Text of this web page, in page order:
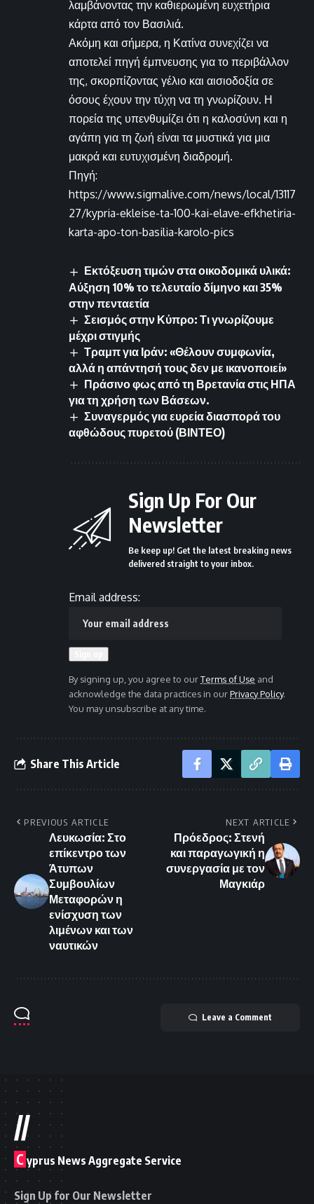
λαμβάνοντας την καθιερωμένη ευχετήρια
κάρτα από τον Βασιλιά.
Ακόμη και σήμερα, η Κατίνα συνεχίζει να
αποτελεί πηγή έμπνευσης για το περιβάλλον
της, σκορπίζοντας γέλιο και αισιοδοξία σε
όσους έχουν την τύχη να τη γνωρίζουν. Η
πορεία της υπενθυμίζει ότι η καλοσύνη και η
αγάπη για τη ζωή είναι τα μυστικά για μια
μακρά και ευτυχισμένη διαδρομή.
Πηγή:
https://www.sigmalive.com/news/local/13117
27/kypria-ekleise-ta-100-kai-elave-efkhetiria-
karta-apo-ton-basilia-karolo-pics
Εκτόξευση τιμών στα οικοδομικά υλικά:
Αύξηση 10% το τελευταίο δίμηνο και 35%
στην πενταετία
Σεισμός στην Κύπρο: Τι γνωρίζουμε
μέχρι στιγμής
Τραμπ για Ιράν: «Θέλουν συμφωνία,
αλλά η απάντησή τους δεν με ικανοποιεί»
Πράσινο φως από τη Βρετανία στις ΗΠΑ
για τη χρήση των Βάσεων.
Συναγερμός για ευρεία διασπορά του
αφθώδους πυρετού (ΒΙΝΤΕΟ)
Sign Up For Our
Newsletter
Be keep up! Get the latest breaking news
delivered straight to your inbox.
Email address:
By signing up, you agree to ourTerms of Use and
acknowledge the data practices in ourPrivacy Policy.
You may unsubscribe at any time.
Share This Article
PREVIOUS ARTICLE
Λευκωσία: Στο
επίκεντρο των
Άτυπων
Συμβουλίων
Μεταφορών η
ενίσχυση των
λιμένων και των
ναυτικών
NEXT ARTICLE
Πρόεδρος: Στενή
και παραγωγική η
συνεργασία με τον
Μαγκιάρ
Leave a Comment
//
C yprus News Aggregate Service
Sign Up for Our Newsletter